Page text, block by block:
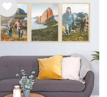
Wu
nsc
hlist
e